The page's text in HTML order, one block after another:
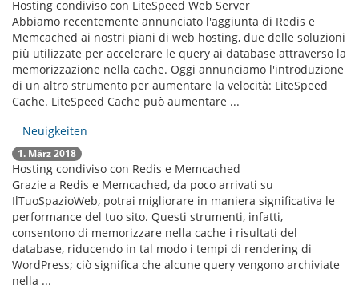
Hosting condiviso con LiteSpeed Web Server
Abbiamo recentemente annunciato l'aggiunta di Redis e
Memcached ai nostri piani di web hosting, due delle soluzioni
più utilizzate per accelerare le query ai database attraverso la
memorizzazione nella cache. Oggi annunciamo l'introduzione
di un altro strumento per aumentare la velocità: LiteSpeed
Cache. LiteSpeed Cache può aumentare ...
Neuigkeiten
1. März 2018
Hosting condiviso con Redis e Memcached
Grazie a Redis e Memcached, da poco arrivati ​​su
IlTuoSpazioWeb, potrai migliorare in maniera significativa le
performance del tuo sito. Questi strumenti, infatti,
consentono di memorizzare nella cache i risultati del
database, riducendo in tal modo i tempi di rendering di
WordPress; ciò significa che alcune query vengono archiviate
nella ...